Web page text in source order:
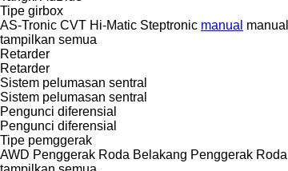
Tipe girbox
AS-Tronic CVT Hi-Matic Steptronic manual
tampilkan semua
Retarder
Retarder
Sistem pelumasan sentral
Sistem pelumasan sentral
Pengunci diferensial
Pengunci diferensial
Tipe pemggerak
AWD Penggerak Roda Belakang Penggerak